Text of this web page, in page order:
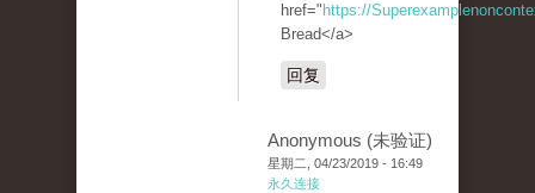
href=" https://
Bread</a>
回复
Anonymous (未验证)
星期二, 04/23/2019 - 16:49
永久连接